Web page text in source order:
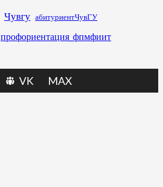
Чувгу абитуриентЧувГУ
профориентация_фпмфиит
VK MAX